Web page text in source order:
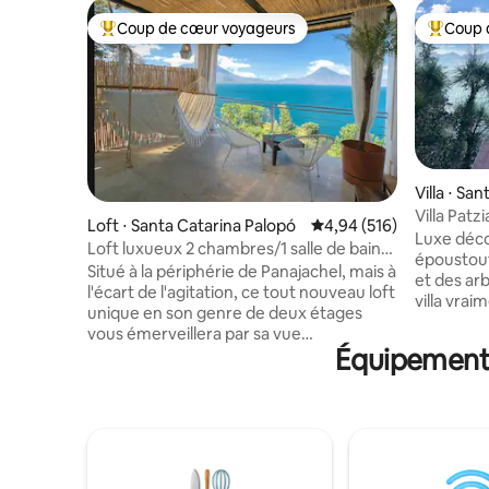
Coups de cœur voyageurs les plus appréciés
Coup de cœur voyageurs
Loft ⋅ Santa Catarina Palopó Évaluation moyenne
4,94 (516)
Loft luxueux 2 chambres/1 salle de bain
avec jacuzzi près de Pana
Situé à la périphérie de Panajachel, mais à
l'écart de l'agitation, ce tout nouveau loft
unique en son genre de deux étages
vous émerveillera par sa vue
panoramique à 180 degrés sur le lac
Atitlan et les villages environnants.
ensemble de table et de chaises en teck.
Coups
Coup
Villa ⋅
Villa
sereine
Luxe
et des
villa
des
une eau
une